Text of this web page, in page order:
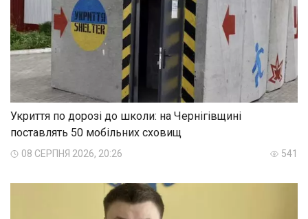
Укриття по дорозі до школи: на Чернігівщині
поставлять 50 мобільних сховищ
08 СЕРПНЯ 2026, 20:26 541